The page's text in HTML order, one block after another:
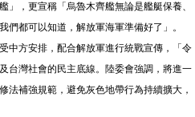
」，更宣稱「烏魯木齊艦無論是艦艇保養、
們都可以知道，解放軍海軍準備好了」。
中方安排，配合解放軍進行統戰宣傳，「令
台灣社會的民主底線。陸委會強調，將進一
法補強規範，避免灰色地帶行為持續擴大，